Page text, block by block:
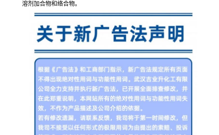
溶剂加合物和络合物。